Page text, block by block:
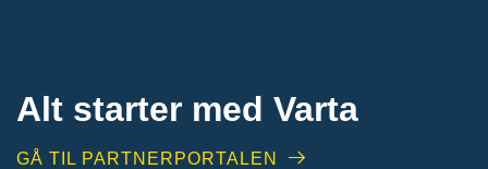
Alt starter med Varta
GÅ TIL PARTNERPORTALEN